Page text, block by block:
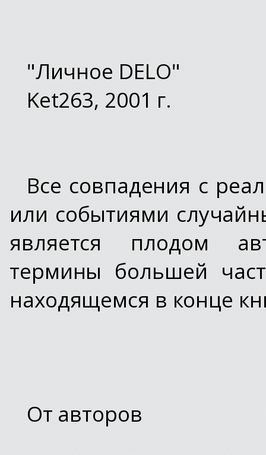
"Личное DELO"
Ket263, 2001 г.
Все совпадения с
или событиями
является плодом
термины большей
находящемся в конце
От авторов